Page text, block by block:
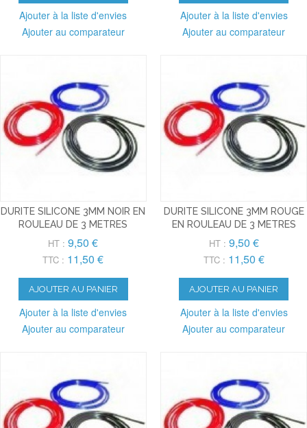
Ajouter à la liste d'envies
Ajouter au comparateur
Ajouter à la liste d'envies
Ajouter au comparateur
DURITE SILICONE 3MM NOIR EN
ROULEAU DE 3 METRES
HT : 9,50 €
TTC : 11,50 €
AJOUTER AU PANIER
Ajouter à la liste d'envies
Ajouter au comparateur
DURITE SILICONE 3MM ROUGE
EN ROULEAU DE 3 METRES
HT : 9,50 €
TTC : 11,50 €
AJOUTER AU PANIER
Ajouter à la liste d'envies
Ajouter au comparateur